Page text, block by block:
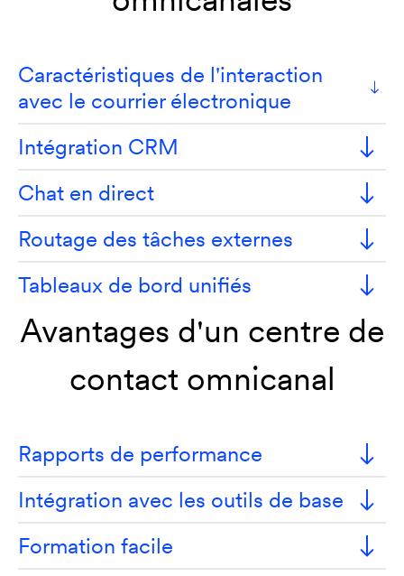
Caractéristiques de l'interaction
avec le courrier électronique
Intégration CRM
Chat en direct
Routage des tâches externes
Tableaux de bord unifiés
Avantages d'un centre de
contact omnicanal
Rapports de performance
Intégration avec les outils de base
Formation facile